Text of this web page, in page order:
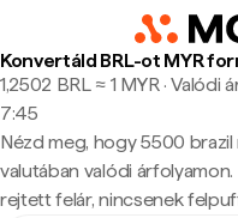
Konvertáld BRL-ot MYR
1,2502 BRL ≈ 1 MYR · Valódi
7:45
Nézd meg, hogy 5500
valutában valódi
rejtett felár, nincsenek